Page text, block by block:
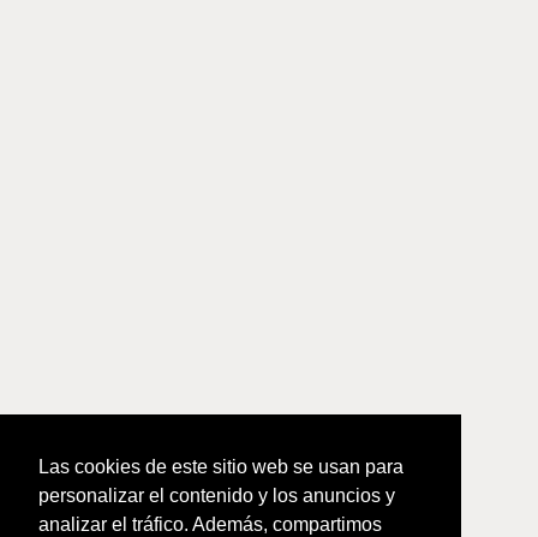
Las cookies de este sitio web se usan para
personalizar el contenido y los anuncios y
analizar el tráfico. Además, compartimos